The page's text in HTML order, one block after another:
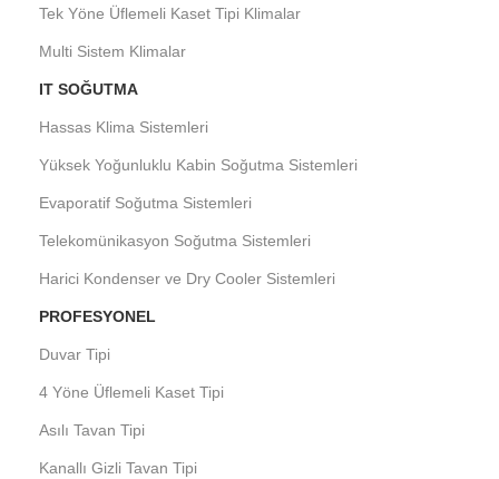
Tek Yöne Üflemeli Kaset Tipi Klimalar
Multi Sistem Klimalar
IT SOĞUTMA
Hassas Klima Sistemleri
Yüksek Yoğunluklu Kabin Soğutma Sistemleri
Evaporatif Soğutma Sistemleri
Telekomünikasyon Soğutma Sistemleri
Harici Kondenser ve Dry Cooler Sistemleri
PROFESYONEL
Duvar Tipi
4 Yöne Üflemeli Kaset Tipi
Asılı Tavan Tipi
Kanallı Gizli Tavan Tipi